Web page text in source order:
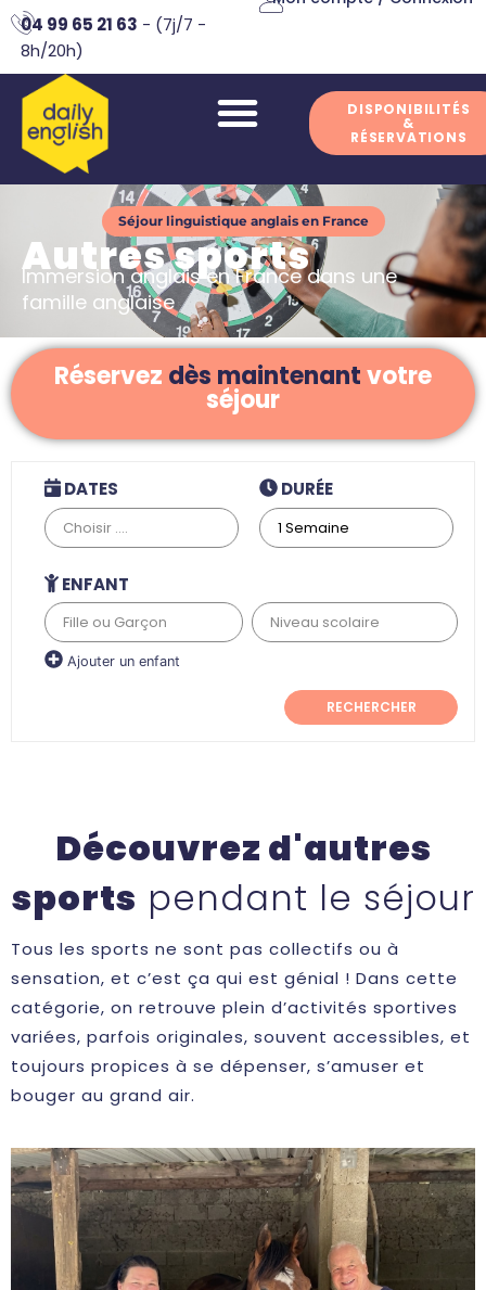
04 99 65 21 63 - (7j/7 -
8h/20h)
DISPONIBILITÉS
&
RÉSERVATIONS
Séjour linguistique anglais en France
Autres sports
Immersion anglais en France dans une
famille anglaise
Réservez dès maintenantvotre
séjour
DATES DURÉE
ENFANT
Ajouter un enfant
RECHERCHER
Découvrez d'autres
sports pendant le séjour
Tous les sports ne sont pas collectifs ou à
sensation, et c’est ça qui est génial ! Dans cette
catégorie, on retrouve plein d’activités sportives
variées, parfois originales, souvent accessibles, et
toujours propices à se dépenser, s’amuser et
bouger au grand air.